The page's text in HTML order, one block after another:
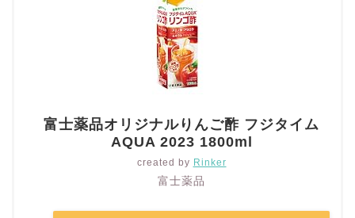
富士薬品オリジナルりんご酢 フジタイム
AQUA 2023 1800ml
created by Rinker
富士薬品